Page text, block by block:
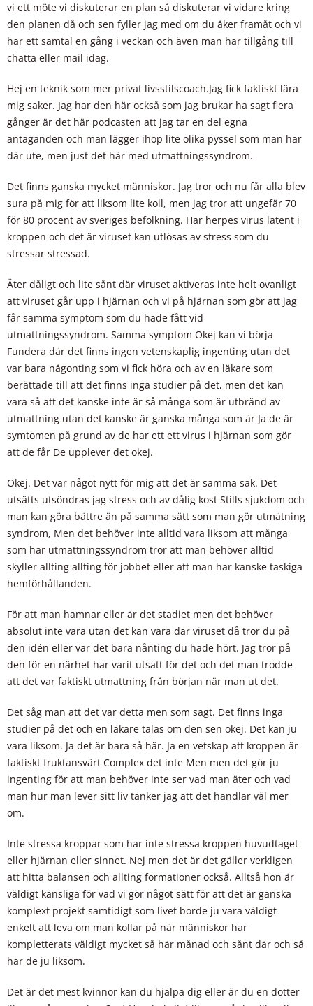
vi ett möte vi diskuterar en plan så diskuterar vi vidare kring
den planen då och sen fyller jag med om du åker framåt och vi
har ett samtal en gång i veckan och även man har tillgång till
chatta eller mail idag.
Hej en teknik som mer privat livsstilscoach.Jag fick faktiskt lära
mig saker. Jag har den här också som jag brukar ha sagt flera
gånger är det här podcasten att jag tar en del egna
antaganden och man lägger ihop lite olika pyssel som man har
där ute, men just det här med utmattningssyndrom.
Det finns ganska mycket människor. Jag tror och nu får alla blev
sura på mig för att liksom lite koll, men jag tror att ungefär 70
för 80 procent av sveriges befolkning. Har herpes virus latent i
kroppen och det är viruset kan utlösas av stress som du
stressar stressad.
Äter dåligt och lite sånt där viruset aktiveras inte helt ovanligt
att viruset går upp i hjärnan och vi på hjärnan som gör att jag
får samma symptom som du hade fått vid
utmattningssyndrom. Samma symptom Okej kan vi börja
Fundera där det finns ingen vetenskaplig ingenting utan det
var bara någonting som vi fick höra och av en läkare som
berättade till att det finns inga studier på det, men det kan
vara så att det kanske inte är så många som är utbränd av
utmattning utan det kanske är ganska många som är Ja de är
symtomen på grund av de har ett ett virus i hjärnan som gör
att de får De upplever det okej.
Okej. Det var något nytt för mig att det är samma sak. Det
utsätts utsöndras jag stress och av dålig kost Stills sjukdom och
man kan göra bättre än på samma sätt som man gör utmätning
syndrom, Men det behöver inte alltid vara liksom att många
som har utmattningssyndrom tror att man behöver alltid
skyller allting allting för jobbet eller att man har kanske taskiga
hemförhållanden.
För att man hamnar eller är det stadiet men det behöver
absolut inte vara utan det kan vara där viruset då tror du på
den idén eller var det bara nånting du hade hört. Jag tror på
den för en närhet har varit utsatt för det och det man trodde
att det var faktiskt utmattning från början när man ut det.
Det såg man att det var detta men som sagt. Det finns inga
studier på det och en läkare talas om den sen okej. Det kan ju
vara liksom. Ja det är bara så här. Ja en vetskap att kroppen är
faktiskt fruktansvärt Complex det inte Men men det gör ju
ingenting för att man behöver inte ser vad man äter och vad
man hur man lever sitt liv tänker jag att det handlar väl mer
om.
Inte stressa kroppar som har inte stressa kroppen huvudtaget
eller hjärnan eller sinnet. Nej men det är det gäller verkligen
att hitta balansen och allting formationer också. Alltså hon är
väldigt känsliga för vad vi gör något sätt för att det är ganska
komplext projekt samtidigt som livet borde ju vara väldigt
enkelt att leva om man kollar på när människor har
kompletterats väldigt mycket så här månad och sånt där och så
har de ju liksom.
Det är det mest kvinnor kan du hjälpa dig eller är du en dotter